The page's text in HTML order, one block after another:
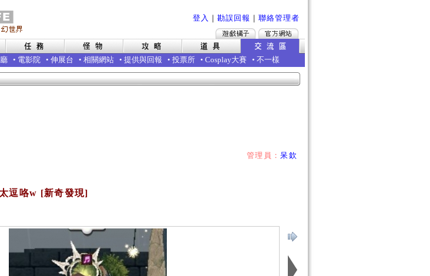
登入 ｜ 勘誤回報 ｜ 聯絡管理者
• 電影院 • 伸展台 • 相關網站 • 提供與回報 • 投票所 • Cosplay大賽 • 不一樣
管理員：呆欽
逗咯w [新奇發現]